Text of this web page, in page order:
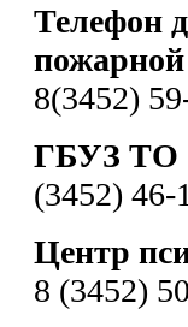
Телефон
8(3452)
ГБУЗ ТО
(3452) 46-
Центр
8 (3452)